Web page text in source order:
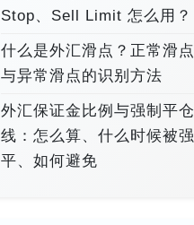
Stop、Sell Limit 怎么用？
什么是外汇滑点？正常滑点
与异常滑点的识别方法
外汇保证金比例与强制平仓
线：怎么算、什么时候被强
平、如何避免